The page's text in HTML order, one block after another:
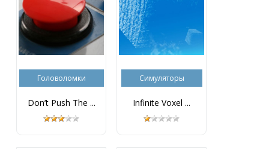
Головоломки
Don’t Push The ...
Симуляторы
Infinite Voxel ...